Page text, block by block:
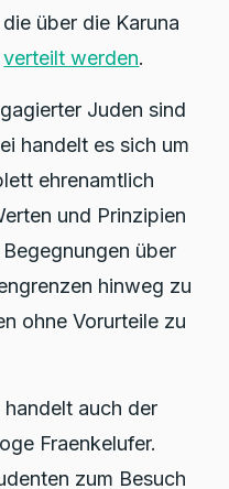
über die Karuna
verteilt werden.
Juden sind
handelt es sich um
ehrenamtlich
und Prinzipien
über
hinweg zu
ohne Vorurteile zu
auch der
Fraenkelufer.
zum Besuch